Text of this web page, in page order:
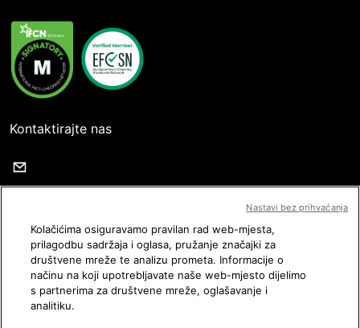
Kontaktirajte nas
Uvjeti korištenja
Kolačićima osiguravamo pravilan rad web-mjesta,
prilagodbu sadržaja i oglasa, pružanje značajki za
društvene mreže te analizu prometa. Informacije o
načinu na koji upotrebljavate naše web-mjesto dijelimo
s partnerima za društvene mreže, oglašavanje i
analitiku.
Nastavi bez prihvaćanja